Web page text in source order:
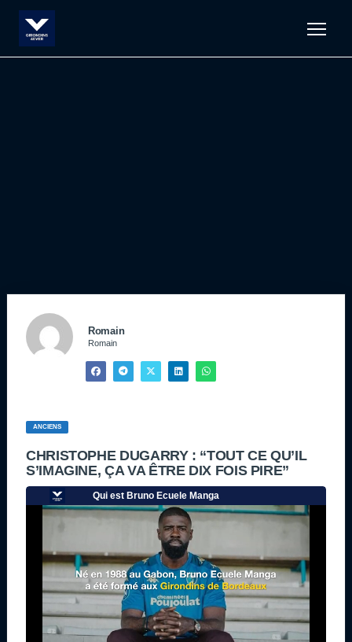
Romain
Romain
ANCIENS
CHRISTOPHE DUGARRY : “TOUT CE QU’IL
S’IMAGINE, ÇA VA ÊTRE DIX FOIS PIRE”